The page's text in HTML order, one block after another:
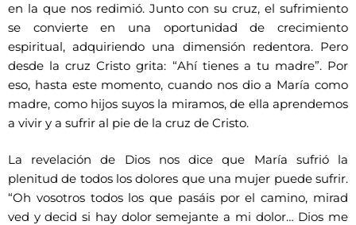
en la que nos redimió. Junto con su cruz, el sufrimiento
se convierte en una oportunidad de crecimiento
espiritual, adquiriendo una dimensión redentora. Pero
desde la cruz Cristo grita: “Ahí tienes a tu madre”. Por
eso, hasta este momento, cuando nos dio a María como
madre, como hijos suyos la miramos, de ella aprendemos
a vivir y a sufrir al pie de la cruz de Cristo.
La revelación de Dios nos dice que María sufrió la
plenitud de todos los dolores que una mujer puede sufrir.
“Oh vosotros todos los que pasáis por el camino, mirad
ved y decid si hay dolor semejante a mi dolor… Dios me